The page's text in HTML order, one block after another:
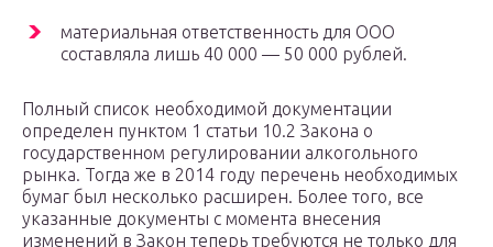
материальная ответственность для ООО
составляла лишь 40 000 — 50 000 рублей.
Полный список необходимой документации
определен пунктом 1 статьи 10.2 Закона о
государственном регулировании алкогольного
рынка. Тогда же в 2014 году перечень необходимых
бумаг был несколько расширен. Более того, все
указанные документы с момента внесения
изменений в Закон теперь требуются не только для